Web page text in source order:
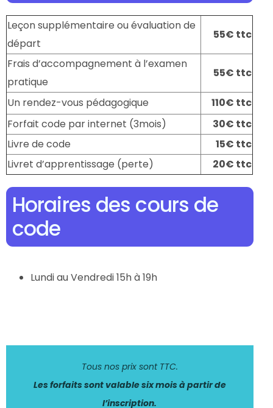
Leçon supplémentaire ou évaluation de
départ
55€ ttc
Frais d’accompagnement à l’examen
pratique
55€ ttc
Un rendez-vous pédagogique
110€ ttc
Forfait code par internet (3mois)
30€ ttc
Livre de code
15€ ttc
Livret d’apprentissage (perte)
20€ ttc
Horaires des cours de
code
Lundi au Vendredi 15h à 19h
Tous nos prix sont TTC.
Les forfaits sont valable six mois à partir de
l’inscription.